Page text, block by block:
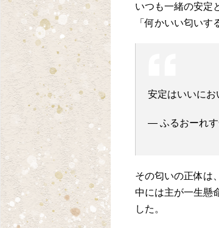
いつも一緒の安定
「何かいい匂いす
安定はいいにお
— ふるおーれ
その匂いの正体は
中には主が一生懸
した。